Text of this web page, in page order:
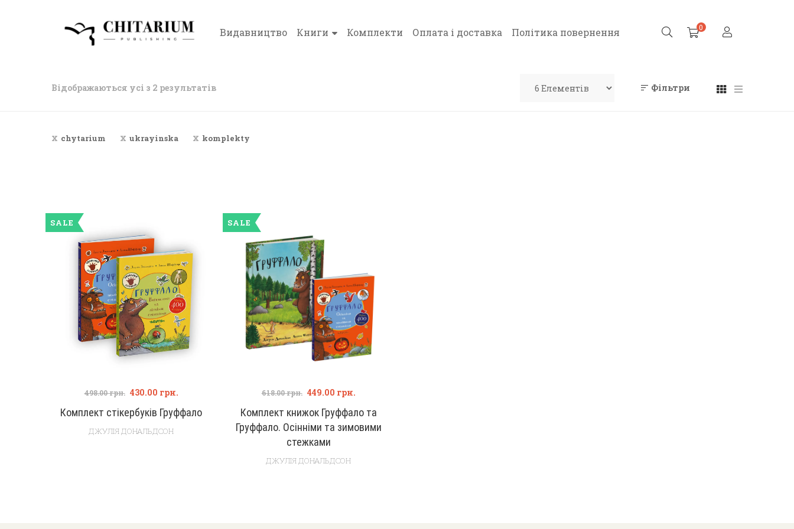
Видавництво Книги Комплекти Оплата і доставка Політика повернення 0
Відображаються усі з 2 результатів Фільтри
chytarium ukrayinska komplekty
SALE
Комплект стікербуків Груффало
498.00грн. 430.00 грн.
ДЖУЛІЯ ДОНАЛЬДСОН
SALE
Комплект книжок Груффало та
Груффало. Осінніми та зимовими
стежками
618.00грн. 449.00 грн.
ДЖУЛІЯ ДОНАЛЬДСОН